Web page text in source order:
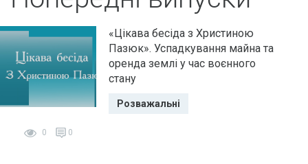
0 0
«Цікава бесіда з Христиною
Пазюк». Успадкування майна та
оренда землі у час воєнного
стану
Розважальні